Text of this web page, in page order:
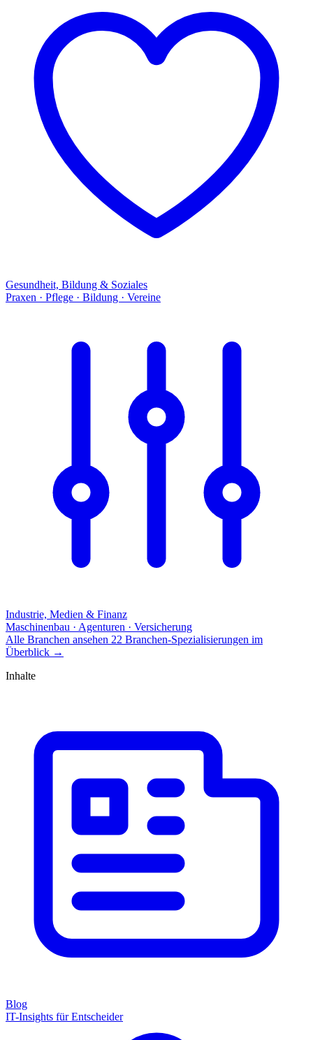
Gesundheit, Bildung & Soziales
Praxen · Pflege · Bildung · Vereine
Industrie, Medien & Finanz
Maschinenbau · Agenturen · Versicherung
Alle Branchen ansehen 22 Branchen-Spezialisierungen im
Überblick →
Inhalte
Blog
IT-Insights für Entscheider